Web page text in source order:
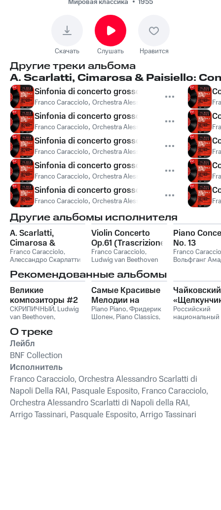
RAI, Pasquale
Esposito, Franco
Caracciolo, Orchestra
Alessandro Scarlatti
di Napoli della RAI,
Arrigo Tassinari,
Pasquale
Esposito, Arrigo
Tassinari - Concerto
for Two Flutes in G
Major: II. —
Мировая классика
1955
Скачать Слушать Нравится
Другие треки альбома
A. Scarlatti, Cimarosa & Paisiello:
Sinfonia di concerto grosso No. 5 in D Major: I.
Franco Caracciolo, Orchestra Alessandro Scarlatti di Napoli
Sinfonia di concerto grosso No. 5 in D Major: II.
Franco Caracciolo, Orchestra Alessandro Scarlatti di Napoli
Sinfonia di concerto grosso No. 5 in D Major: III.
Franco Caracciolo, Orchestra Alessandro Scarlatti di Napoli
Sinfonia di concerto grosso No. 5 in D Major: IV.
Franco Caracciolo, Orchestra Alessandro Scarlatti di Napoli
Sinfonia di concerto grosso No. 5 in D Major: V.
Franco Caracciolo, Orchestra Alessandro Scarlatti di Napoli
Другие альбомы исполнителя
A. Scarlatti,
Cimarosa &
Paisiello:
Concertos et
ouvertures
Franco Caracciolo,
Алессандро Скарлатти
Violin Concerto
Op.61 (Trascrizione
Per Pianoforte E
Orchestra)
Franco Caracciolo,
Ludwig van Beethoven
Piano
No. 13
Franco
Вольфганг
Рекомендованные альбомы
Великие
композиторы #2
СКРИПИЧНЫЙ, Ludwig
van Beethoven,
Франц Шуберт
String Orchestra
Антонио Вивальди
Самые Красивые
Мелодии на
Пианино
Piano Piano,Фридерик
Шопен, Piano Classics,
Чайковский
Российский
национальный
О треке
Лейбл
BNF Collection
Исполнитель
Franco Caracciolo, Orchestra Alessandro Scarlatti di
Napoli Della RAI, Pasquale Esposito, Franco Caracciolo,
Orchestra Alessandro Scarlatti di Napoli della RAI,
Arrigo Tassinari, Pasquale Esposito, Arrigo Tassinari